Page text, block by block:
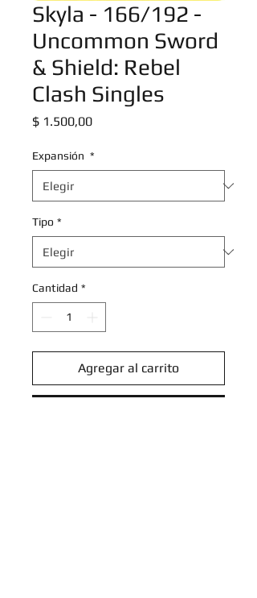
Skyla - 166/192 -
Uncommon Sword
& Shield: Rebel
Clash Singles
$ 1.500,00Precio
Expansión *
Tipo *
Cantidad *
Agregar al carrito